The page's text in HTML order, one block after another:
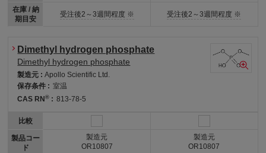
在庫 / 納
期目安
受注後2～3週間程度 ※ 受注後2～3週間程度 ※
Dimethyl hydrogen phosphate
Dimethyl hydrogen phosphate
製造元 :Apollo Scientific Ltd.
保存条件 : 室温
CAS RN® : 813-78-5
比較
製品コー
ド
製造元
OR10807
製造元
OR10807